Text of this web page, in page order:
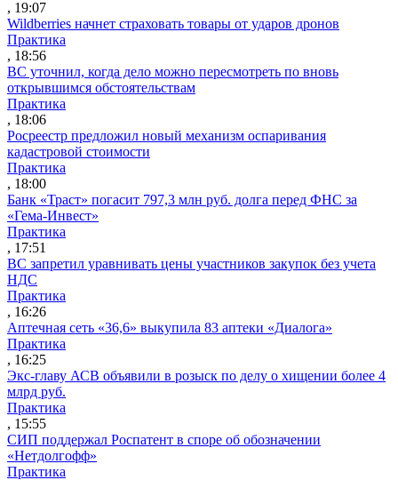
, 19:07
Wildberries начнет страховать товары от ударов дронов
Практика
, 18:56
ВС уточнил, когда дело можно пересмотреть по вновь
открывшимся обстоятельствам
Практика
, 18:06
Росреестр предложил новый механизм оспаривания
кадастровой стоимости
Практика
, 18:00
Банк «Траст» погасит 797,3 млн руб. долга перед ФНС за
«Гема-Инвест»
Практика
, 17:51
ВС запретил уравнивать цены участников закупок без учета
НДС
Практика
, 16:26
Аптечная сеть «36,6» выкупила 83 аптеки «Диалога»
Практика
, 16:25
Экс-главу АСВ объявили в розыск по делу о хищении более 4
млрд руб.
Практика
, 15:55
СИП поддержал Роспатент в споре об обозначении
«Нетдолгофф»
Практика